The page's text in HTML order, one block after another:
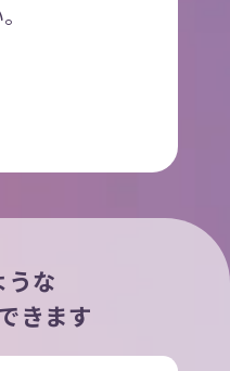
うな
きます